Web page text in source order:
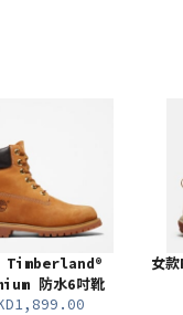
Timberland®
防水6吋靴
女